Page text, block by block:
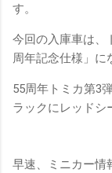
す。
今回の入庫車は、
周年記念仕様」に
55周年トミカ第3
ラックにレッドシ
早速、 ミニカー情